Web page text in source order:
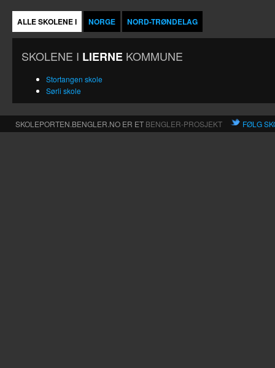
ALLE SKOLENE I NORGE NORD-TRØNDELAG
SKOLENE I LIERNE KOMMUNE
Stortangen skole
Sørli skole
SKOLEPORTEN.BENGLER.NO ER ET BENGLER-PROSJEKT FØLG